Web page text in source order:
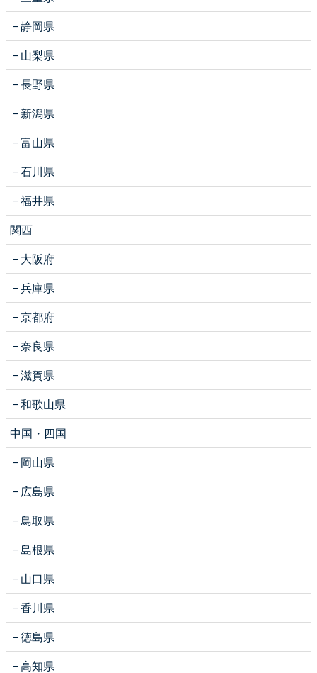
静岡県
山梨県
長野県
新潟県
富山県
石川県
福井県
関西
大阪府
兵庫県
京都府
奈良県
滋賀県
和歌山県
中国・四国
岡山県
広島県
鳥取県
島根県
山口県
香川県
徳島県
高知県